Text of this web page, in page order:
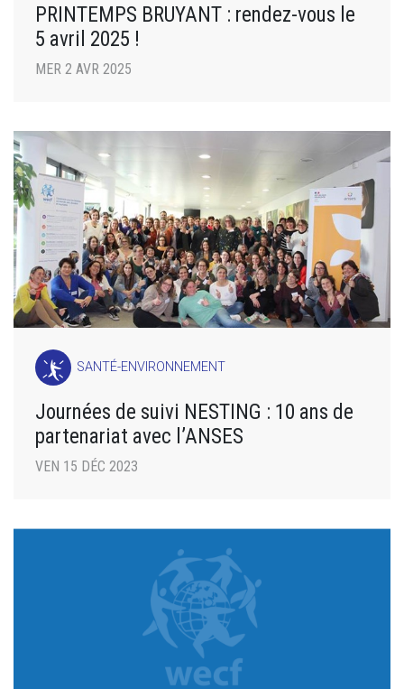
PRINTEMPS BRUYANT : rendez-vous le
5 avril 2025 !
MER 2 AVR 2025
SANTÉ-ENVIRONNEMENT
Journées de suivi NESTING : 10 ans de
partenariat avec l’ANSES
VEN 15 DÉC 2023